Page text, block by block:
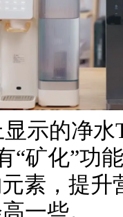
示的净
“矿化”功
素，提
一些。